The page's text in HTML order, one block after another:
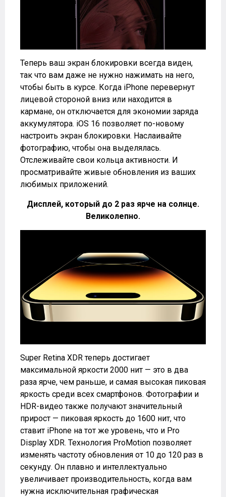
Теперь ваш экран блокировки всегда виден,
так что вам даже не нужно нажимать на него,
чтобы быть в курсе. Когда iPhone перевернут
лицевой стороной вниз или находится в
кармане, он отключается для экономии заряда
аккумулятора. iOS 16 позволяет по-новому
настроить экран блокировки. Наслаивайте
фотографию, чтобы она выделялась.
Отслеживайте свои кольца активности. И
просматривайте живые обновления из ваших
любимых приложений.
Дисплей, который до 2 раз ярче на солнце.
Великолепно.
Super Retina XDR теперь достигает
максимальной яркости 2000 нит — это в два
раза ярче, чем раньше, и самая высокая пиковая
яркость среди всех смартфонов. Фотографии и
HDR-видео также получают значительный
прирост — пиковая яркость до 1600 нит, что
ставит iPhone на тот же уровень, что и Pro
Display XDR. Технология ProMotion позволяет
изменять частоту обновления от 10 до 120 раз в
секунду. Он плавно и интеллектуально
увеличивает производительность, когда вам
нужна исключительная графическая